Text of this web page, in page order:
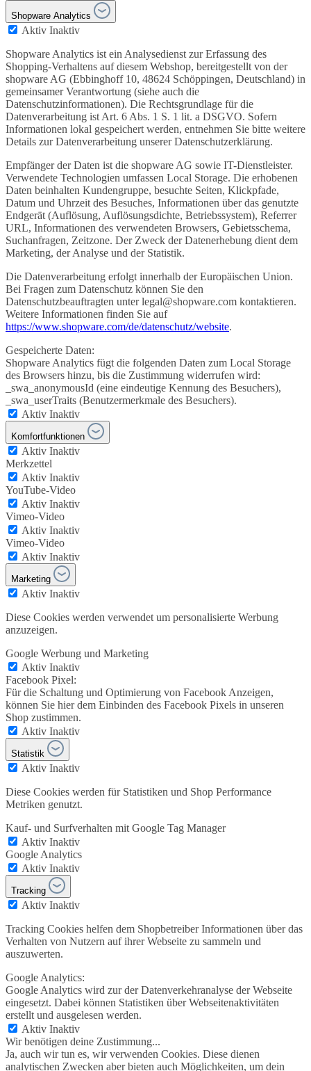
Shopware Analytics
Aktiv Inaktiv
Shopware Analytics ist ein Analysedienst zur Erfassung des
Shopping-Verhaltens auf diesem Webshop, bereitgestellt von der
shopware AG (Ebbinghoff 10, 48624 Schöppingen, Deutschland) in
gemeinsamer Verantwortung (siehe auch die
Datenschutzinformationen). Die Rechtsgrundlage für die
Datenverarbeitung ist Art. 6 Abs. 1 S. 1 lit. a DSGVO. Sofern
Informationen lokal gespeichert werden, entnehmen Sie bitte weitere
Details zur Datenverarbeitung unserer Datenschutzerklärung.
Empfänger der Daten ist die shopware AG sowie IT-Dienstleister.
Verwendete Technologien umfassen Local Storage. Die erhobenen
Daten beinhalten Kundengruppe, besuchte Seiten, Klickpfade,
Datum und Uhrzeit des Besuches, Informationen über das genutzte
Endgerät (Auflösung, Auflösungsdichte, Betriebssystem), Referrer
URL, Informationen des verwendeten Browsers, Gebietsschema,
Suchanfragen, Zeitzone. Der Zweck der Datenerhebung dient dem
Marketing, der Analyse und der Statistik.
Die Datenverarbeitung erfolgt innerhalb der Europäischen Union.
Bei Fragen zum Datenschutz können Sie den
Datenschutzbeauftragten unter legal@shopware.com kontaktieren.
Weitere Informationen finden Sie auf
https://www.shopware.com/de/datenschutz/website.
Gespeicherte Daten:
Shopware Analytics fügt die folgenden Daten zum Local Storage
des Browsers hinzu, bis die Zustimmung widerrufen wird:
_swa_anonymousId (eine eindeutige Kennung des Besuchers),
_swa_userTraits (Benutzermerkmale des Besuchers).
Aktiv Inaktiv
Komfortfunktionen
Aktiv Inaktiv
Merkzettel
Aktiv Inaktiv
YouTube-Video
Aktiv Inaktiv
Vimeo-Video
Aktiv Inaktiv
Vimeo-Video
Aktiv Inaktiv
Marketing
Aktiv Inaktiv
Diese Cookies werden verwendet um personalisierte Werbung
anzuzeigen.
Google Werbung und Marketing
Aktiv Inaktiv
Facebook Pixel:
Für die Schaltung und Optimierung von Facebook Anzeigen,
können Sie hier dem Einbinden des Facebook Pixels in unseren
Shop zustimmen.
Aktiv Inaktiv
Statistik
Aktiv Inaktiv
Diese Cookies werden für Statistiken und Shop Performance
Metriken genutzt.
Kauf- und Surfverhalten mit Google Tag Manager
Aktiv Inaktiv
Google Analytics
Aktiv Inaktiv
Tracking
Aktiv Inaktiv
Tracking Cookies helfen dem Shopbetreiber Informationen über das
Verhalten von Nutzern auf ihrer Webseite zu sammeln und
auszuwerten.
Google Analytics:
Google Analytics wird zur der Datenverkehranalyse der Webseite
eingesetzt. Dabei können Statistiken über Webseitenaktivitäten
erstellt und ausgelesen werden.
Aktiv Inaktiv
Wir benötigen deine Zustimmung...
Ja, auch wir tun es, wir verwenden Cookies. Diese dienen
analytischen Zwecken aber bieten auch Möglichkeiten, um dein